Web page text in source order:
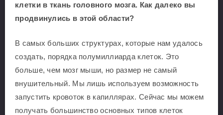
клетки в ткань головного мозга. Как далеко вы
продвинулись в этой области?
В самых больших структурах, которые нам удалось
создать, порядка полумиллиарда клеток. Это
больше, чем мозг мыши, но размер не самый
внушительный. Мы лишь используем возможность
запустить кровоток в капиллярах. Сейчас мы можем
получать большинство основных типов клеток